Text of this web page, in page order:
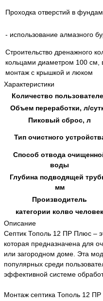
Проходка отверстий в
- использование алмазного
Строительство дренажного
кольцами диаметром 100 см,
монтаж с крышкой и люком
Характеристики
Количество
Объем переработки, л/
Пиковый сброс, л
Тип очистного
Способ отвода
воды
Глубина подводящей
мм
Производитель
категории колво человек
Описание
Септик Тополь 12 ПР Плюс –
которая предназначена для
или загородном доме. Эта
популярных среди
эффективной системе
Монтаж септика Тополь 12